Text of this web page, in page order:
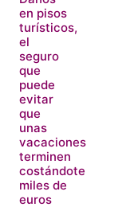
en pisos
turísticos,
el
seguro
que
puede
evitar
que
unas
vacaciones
terminen
costándote
miles de
euros